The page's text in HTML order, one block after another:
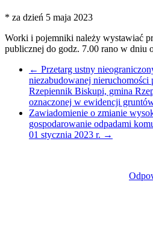
* za dzień 5 maja 2023
Worki i pojemniki należy wystawiać
publicznej do godz. 7.00 rano w dniu
← Przetarg ustny
niezabudowanej nieruchomości
Rzepiennik Biskupi, gmina
oznaczonej w ewidencji
Zawiadomienie o zmianie
gospodarowanie odpadami
01 stycznia 2023 r. →